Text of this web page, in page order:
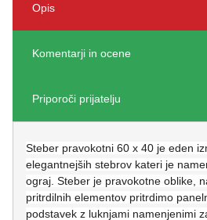
Opis
Komentarji in ocene
Priporoči prijatelju
Steber pravokotni 60 x 40 je eden
elegantnejših stebrov kateri je
ograj. Steber je pravokotne oblike,
pritrdilnih elementov pritrdimo
podstavek z luknjami namenjenimi